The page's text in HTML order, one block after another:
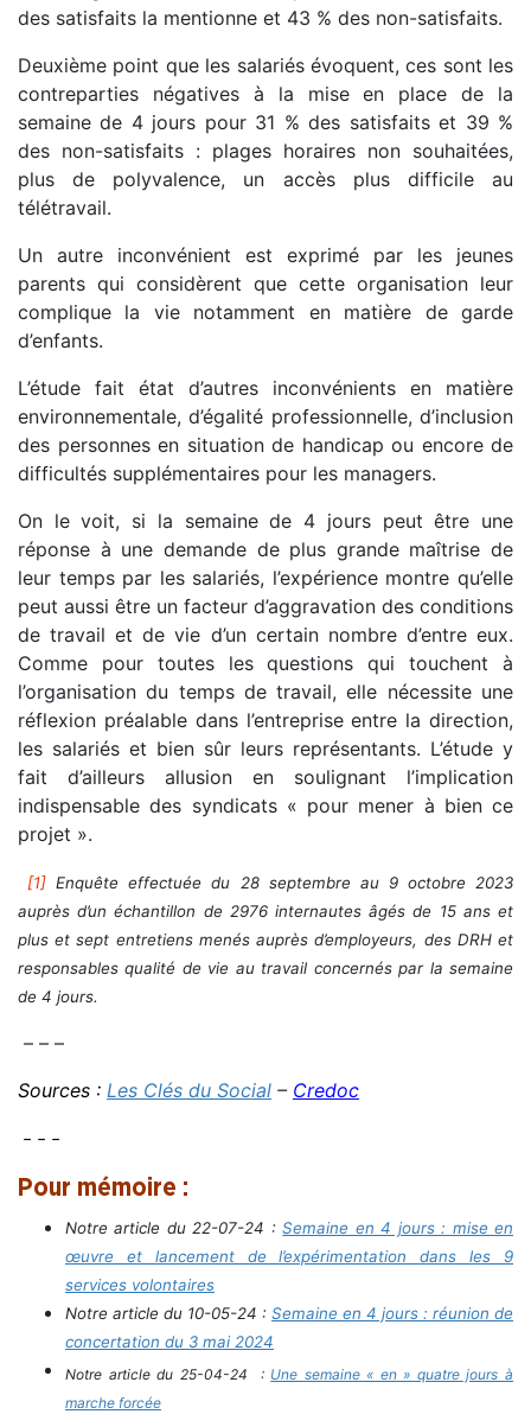
des satisfaits la mentionne et 43 % des non-satisfaits.
Deuxième point que les salariés évoquent, ces sont les
contreparties négatives à la mise en place de la
semaine de 4 jours pour 31 % des satisfaits et 39 %
des non-satisfaits : plages horaires non souhaitées,
plus de polyvalence, un accès plus difficile au
télétravail.
Un autre inconvénient est exprimé par les jeunes
parents qui considèrent que cette organisation leur
complique la vie notamment en matière de garde
d’enfants.
L’étude fait état d’autres inconvénients en matière
environnementale, d’égalité professionnelle, d’inclusion
des personnes en situation de handicap ou encore de
difficultés supplémentaires pour les managers.
On le voit, si la semaine de 4 jours peut être une
réponse à une demande de plus grande maîtrise de
leur temps par les salariés, l’expérience montre qu’elle
peut aussi être un facteur d’aggravation des conditions
de travail et de vie d’un certain nombre d’entre eux.
Comme pour toutes les questions qui touchent à
l’organisation du temps de travail, elle nécessite une
réflexion préalable dans l’entreprise entre la direction,
les salariés et bien sûr leurs représentants. L’étude y
fait d’ailleurs allusion en soulignant l’implication
indispensable des syndicats « pour mener à bien ce
projet ».
[1] Enquête effectuée du 28 septembre au 9 octobre 2023
auprès d’un échantillon de 2976 internautes âgés de 15 ans et
plus et sept entretiens menés auprès d’employeurs, des DRH et
responsables qualité de vie au travail concernés par la semaine
de 4 jours.
– – –
Sources : Les Clés du Social – Credoc
– – –
Pour mémoire :
Notre article du 22-07-24 :Semaine en 4 jours : mise en
œuvre et lancement de l’expérimentation dans les 9
services volontaires
Notre article du 10-05-24 : Semaine en 4 jours : réunion de
concertation du 3 mai 2024
Notre article du 25-04-24 : Une semaine « en » quatre jours à
marche forcée